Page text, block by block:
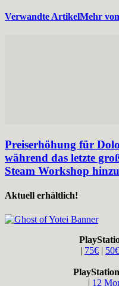
Verwandte ArtikelMehr
Preiserhöhung für
während das letzte
Steam Workshop
Aktuell erhältlich!
| 75€ | 50€
| 12